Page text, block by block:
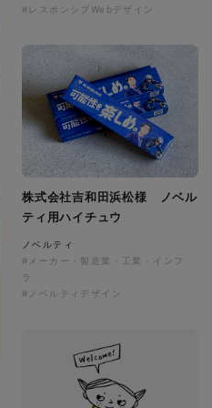
#レスポンシブWebデザイン
株式会社吉和田浜松様 ノベル
ティ用ハイチュウ
ノベルティ
#メーカー・製造業・工業・インフ
ラ
#ノベルティデザイン